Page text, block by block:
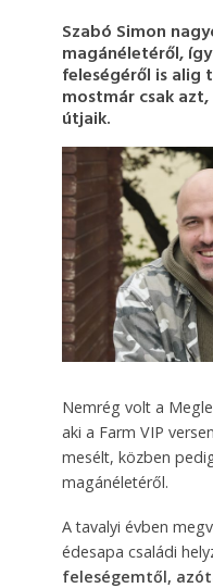
Szabó Simon
magánéletéről,
feleségéről is alig
mostmár csak
útjaik.
Nemrég volt a
aki a Farm VIP
mesélt, közben
magánéletéről.
A tavalyi évben
édesapa családi
feleségemtől,